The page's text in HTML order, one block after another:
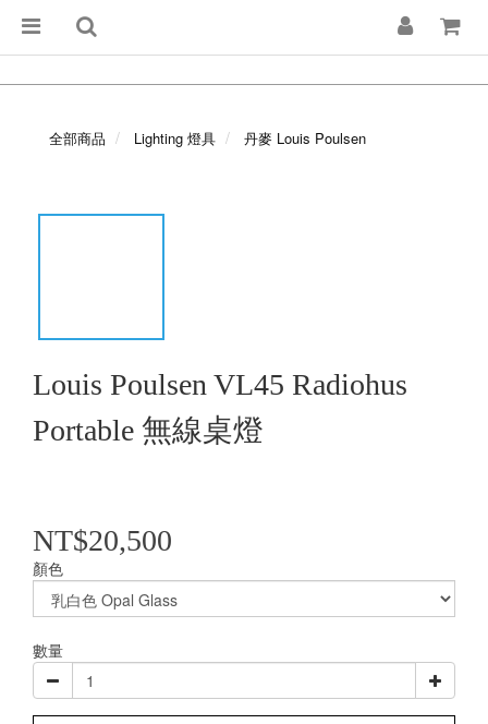
全部商品 Lighting 燈具 丹麥 Louis Poulsen
Louis Poulsen VL45 Radiohus
Portable 無線桌燈
NT$20,500
顏色
數量